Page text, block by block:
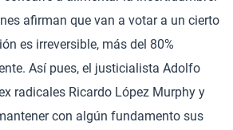
afirman que van a votar a un cierto
es irreversible, más del 80%
Así pues, el justicialista Adolfo
radicales Ricardo López Murphy y
con algún fundamento sus